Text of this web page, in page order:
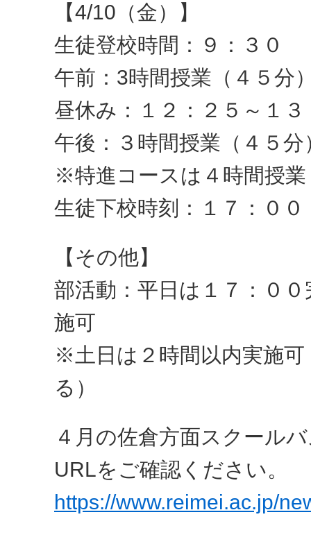
【4/10（金）】
生徒登校時間：９：３０
午前：3時間授業（４５分
昼休み：１２：２５～１３
午後：３時間授業（４５分
※特進コースは４時間授業
生徒下校時刻：１７：００
【その他】
部活動：平日は１７：０
施可
※土日は２時間以内実施
る）
４月の佐倉方面スクール
URLをご確認ください。
https://www.reimei.ac.jp/